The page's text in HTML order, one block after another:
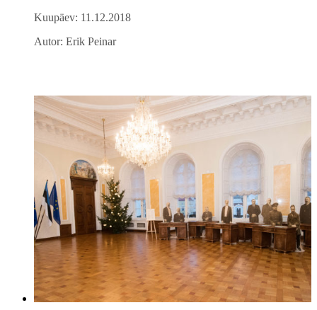
Kuupäev: 11.12.2018
Autor: Erik Peinar